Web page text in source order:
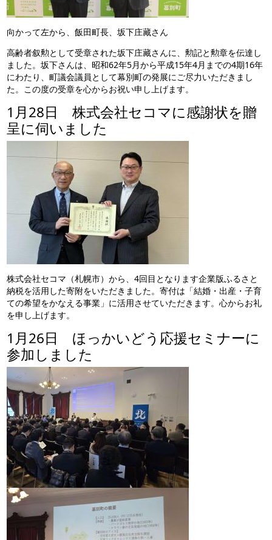
向かって左から、飯田町長、坂下庄藏さん
高齢者叙勲として受章された坂下庄藏さんに、勲記と勲章を伝達し
ました。坂下さんは、昭和62年5月から平成15年4月までの4期16年
にわたり、町議会議員として幕別町の発展にご尽力いただきまし
た。この度の受章を心からお祝い申し上げます。
1月28日 株式会社セコマに感謝状を贈
呈に伺いました
株式会社セコマ（札幌市）から、4回目となります企業版ふるさと
納税を活用した寄附をいただきました。寄付は「結婚・出産・子育
ての希望をかなえる事業」に活用させていただきます。心からお礼
を申し上げます。
1月26日 ほっかいどう応援セミナーに
参加しました